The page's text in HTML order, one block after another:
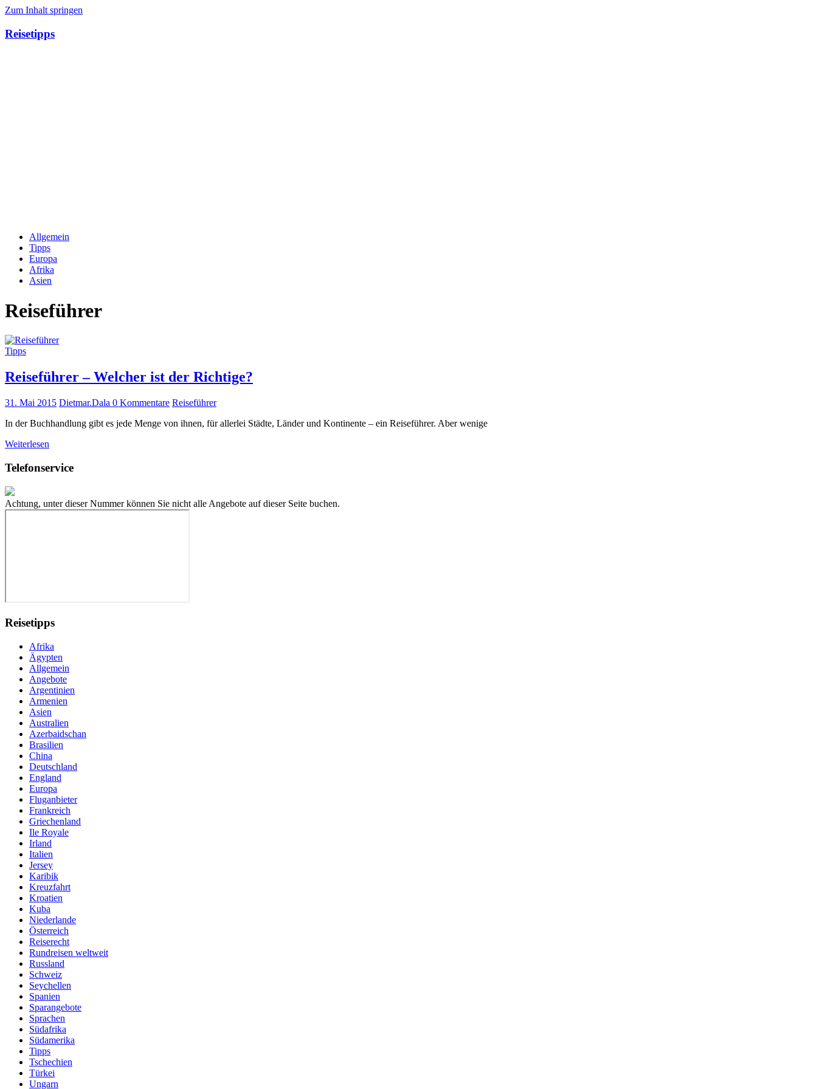
Zum Inhalt springen
Reisetipps
Allgemein
Tipps
Europa
Afrika
Asien
Reiseführer
Tipps
Reiseführer – Welcher ist der Richtige?
31. Mai 2015 Dietmar.Dala 0 Kommentare Reiseführer
In der Buchhandlung gibt es jede Menge von ihnen, für allerlei Städte, Länder und Kontinente – ein Reiseführer. Aber wenige
Weiterlesen
Telefonservice
Achtung, unter dieser Nummer können Sie nicht alle Angebote auf dieser Seite buchen.
Reisetipps
Afrika
Ägypten
Allgemein
Angebote
Argentinien
Armenien
Asien
Australien
Azerbaidschan
Brasilien
China
Deutschland
England
Europa
Fluganbieter
Frankreich
Griechenland
Ile Royale
Irland
Italien
Jersey
Karibik
Kreuzfahrt
Kroatien
Kuba
Niederlande
Österreich
Reiserecht
Rundreisen weltweit
Russland
Schweiz
Seychellen
Spanien
Sparangebote
Sprachen
Südafrika
Südamerika
Tipps
Tschechien
Türkei
Ungarn